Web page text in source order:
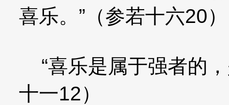
喜乐。”（参若十六20）
“喜乐是属于强者的
十一12）